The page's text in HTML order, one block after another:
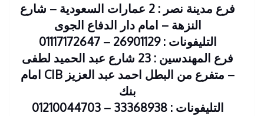
فرع مدينة نصر : 2 عمارات السعودية – شارع
النزهة – امام دار الدفاع الجوى
التليفونات : 26901129 – 01117172647
فرع المهندسين : 23 شارع عبد الحميد لطفى
– متفرع من البطل احمد عبد العزيز CIB امام
بنك
التليفونات : 33368938 – 01210044703